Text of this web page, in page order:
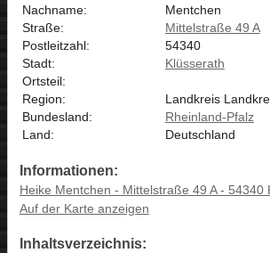
Nachname:
Mentchen
Straße:
Mittelstraße 49 A
Postleitzahl:
54340
Stadt:
Klüsserath
Ortsteil:
Region:
Landkreis
Bundesland:
Rheinland-Pfalz
Land:
Deutschland
Informationen:
Heike Mentchen - Mittelstraße 49 A - 54340
Auf der Karte anzeigen
Inhaltsverzeichnis: